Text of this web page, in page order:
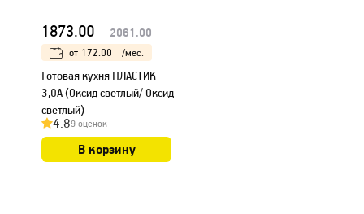
1873.00 2061.00
от 172.00 /мес.
Готовая кухня ПЛАСТИК
3,0А (Оксид светлый/ Оксид
светлый)
4.89 оценок
В корзину